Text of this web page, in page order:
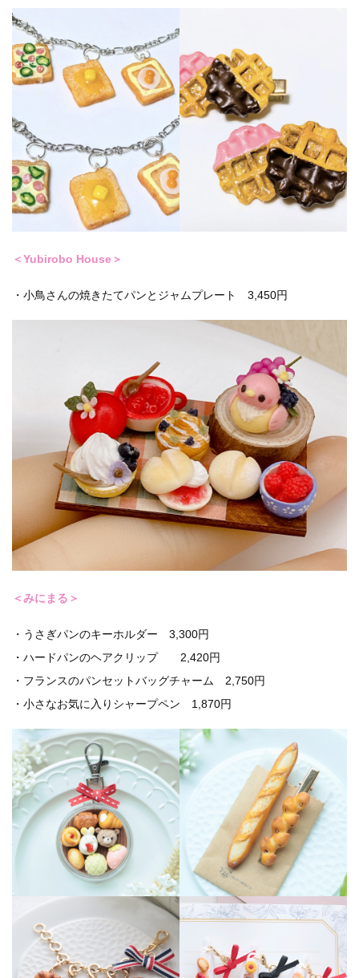
＜Yubirobo House＞
・小鳥さんの焼きたてパンとジャムプレート 3,450円
＜みにまる＞
・うさぎパンのキーホルダー 3,300円
・ハードパンのヘアクリップ 2,420円
・フランスのパンセットバッグチャーム 2,750円
・小さなお気に入りシャープペン 1,870円